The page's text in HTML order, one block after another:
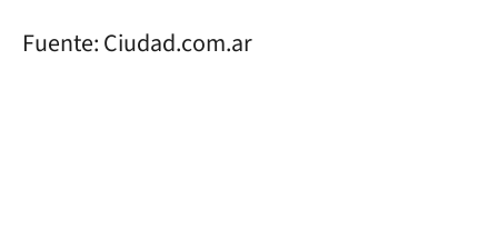
Fuente: Ciudad.com.ar